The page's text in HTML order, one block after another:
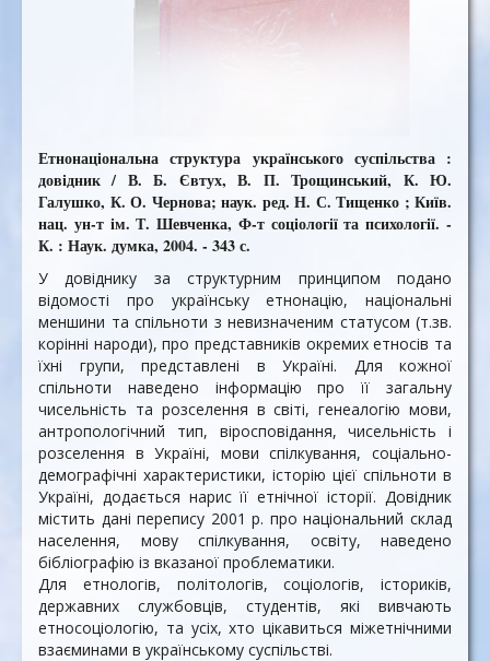
Етнонаціональна структура українського суспільства :
довідник / В. Б. Євтух, В. П. Трощинський, К. Ю.
Галушко, К. О. Чернова; наук. ред. Н. С. Тищенко ; Київ.
нац. ун-т ім. Т. Шевченка, Ф-т соціології та психології. -
К. : Наук. думка, 2004. - 343 с.
У довіднику за структурним принципом подано
відомості про україн­ську етнонацію, національні
меншини та спільноти з невизначеним стату­сом (т.зв.
корінні народи), про представників окремих етносів та
їхні гру­пи, представлені в Україні. Для кожної
спільноти наведено інформацію про її загальну
чисельність та розселення в світі, генеалогію мови,
антро­пологічний тип, віросповідання, чисельність і
розселення в Україні, мови спілкування, соціально-
демографічні характеристики, історію цієї спільно­ти в
Україні, додається нарис її етнічної історії. Довідник
містить дані пе­репису 2001 р. про національний склад
населення, мову спілкування, осві­ту, наведено
бібліографію із вказаної проблематики.
Для етнологів, політологів, соціологів, істориків,
державних службов­ців, студентів, які вивчають
етносоціологію, та усіх, хто цікавиться між­етнічними
взаєминами в українському суспільстві.